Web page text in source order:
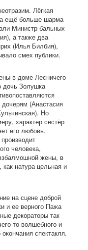
Лёгкая
ещё больше шарма
Министр бальных
а также два
(Илья Билбия),
смех публики.
в доме Лесничего
дочь Золушка
дочерям (Анастасия
Но
характер сестёр
его любовь.
человека,
жены, в
натура цельная и
на сцене доброй
и ее верного Пажа
декораторы так
то волшебного и
спектакля.